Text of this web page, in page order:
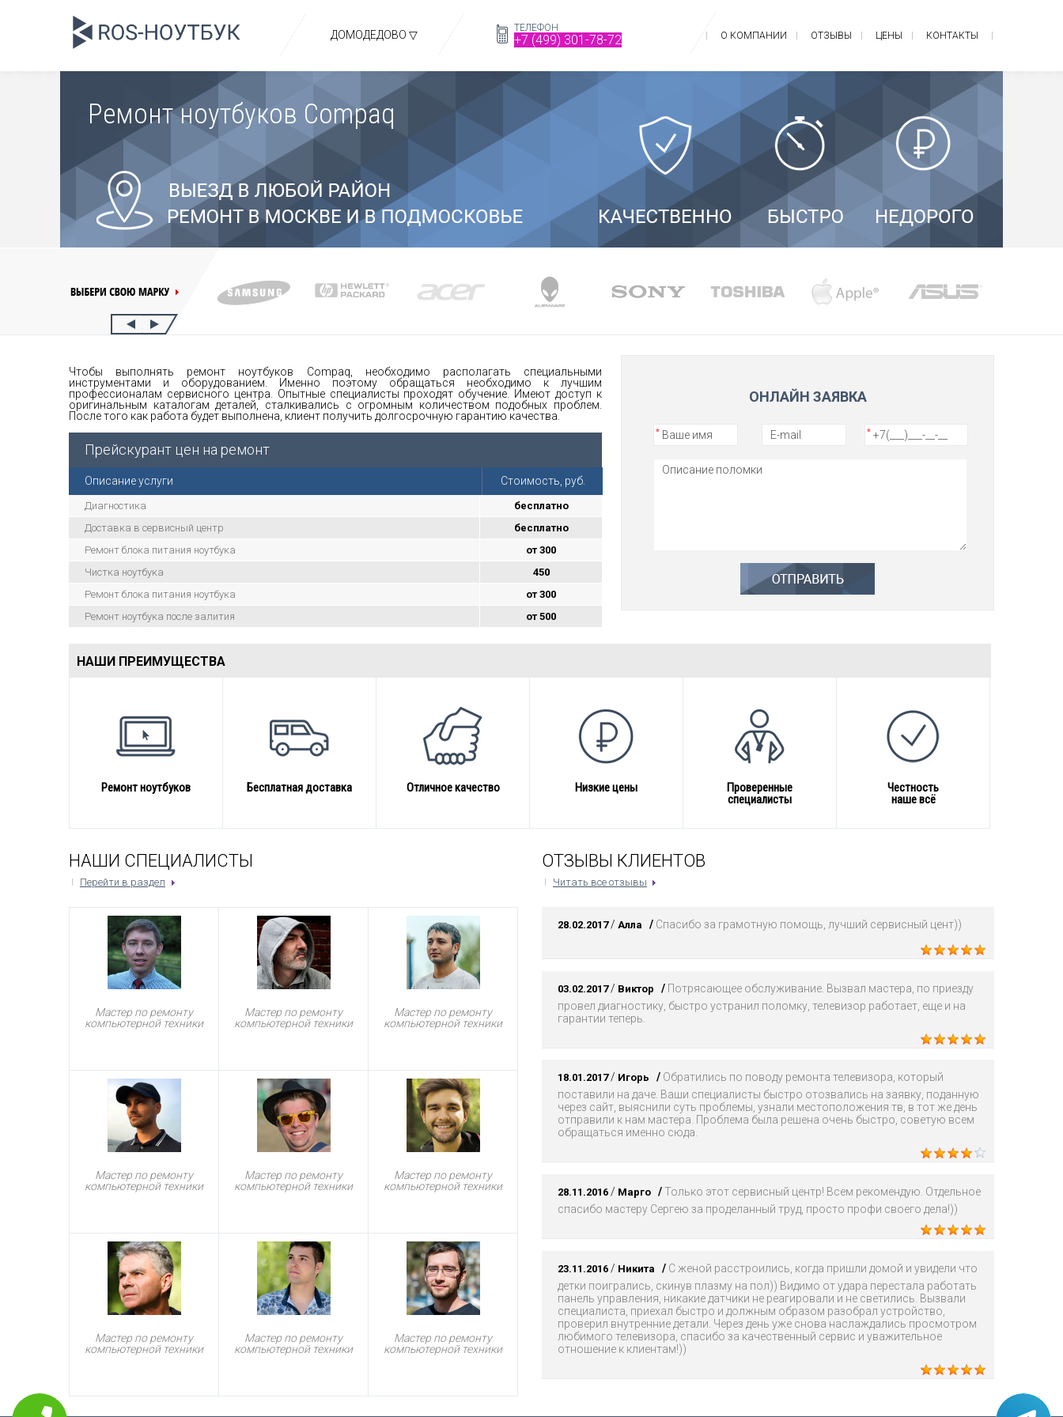
ДОМОДЕДОВО ▽
ТЕЛЕФОН
+7 (499) 301-78-72 О КОМПАНИИ ОТЗЫВЫ ЦЕНЫ КОНТАКТЫ
Ремонт ноутбуков Compaq
Чтобы выполнять ремонт ноутбуков Compaq, необходимо располагать специальными
инструментами и оборудованием. Именно поэтому обращаться необходимо к лучшим
профессионалам сервисного центра. Опытные специалисты проходят обучение. Имеют доступ к
оригинальным каталогам деталей, сталкивались с огромным количеством подобных проблем.
После того как работа будет выполнена, клиент получить долгосрочную гарантию качества.
Прейскурант цен на ремонт
Описание услуги Стоимость, руб.
Диагностика
бесплатно
Доставка в сервисный центр
бесплатно
Ремонт блока питания ноутбука
от 300
Чистка ноутбука
450
Ремонт блока питания ноутбука
от 300
Ремонт ноутбука после залития
от 500
ОНЛАЙН ЗАЯВКА
НАШИ ПРЕИМУЩЕСТВА
Ремонт ноутбуков Бесплатная доставка Отличное качество Низкие цены
Проверенные
специалисты
Честность
наше всё
НАШИ СПЕЦИАЛИСТЫ
Перейти в раздел
Мастер по ремонту
компьютерной техники
Мастер по ремонту
компьютерной техники
Мастер по ремонту
компьютерной техники
Мастер по ремонту
компьютерной техники
Мастер по ремонту
компьютерной техники
Мастер по ремонту
компьютерной техники
Мастер по ремонту
компьютерной техники
Мастер по ремонту
компьютерной техники
Мастер по ремонту
компьютерной техники
ОТЗЫВЫ КЛИЕНТОВ
Читать все отзывы
28.02.2017/ Алла / Спасибо за грамотную помощь, лучший сервисный цент))
03.02.2017/ Виктор / Потрясающее обслуживание. Вызвал мастера, по приезду
провел диагностику, быстро устранил поломку, телевизор работает, еще и на
гарантии теперь.
18.01.2017/ Игорь / Обратились по поводу ремонта телевизора, который
поставили на даче. Ваши специалисты быстро отозвались на заявку, поданную
через сайт, выяснили суть проблемы, узнали местоположения тв, в тот же день
отправили к нам мастера. Проблема была решена очень быстро, советую всем
обращаться именно сюда.
28.11.2016 / Марго /Только этот сервисный центр! Всем рекомендую. Отдельное
спасибо мастеру Сергею за проделанный труд, просто профи своего дела!))
23.11.2016 / Никита / С женой расстроились, когда пришли домой и увидели что
детки поигрались, скинув плазму на пол)) Видимо от удара перестала работать
панель управления, никакие датчики не реагировали и не светились. Вызвали
специалиста, приехал быстро и должным образом разобрал устройство,
проверил внутренние детали. Через день уже снова наслаждались просмотром
любимого телевизора, спасибо за качественный сервис и уважительное
отношение к клиентам!))